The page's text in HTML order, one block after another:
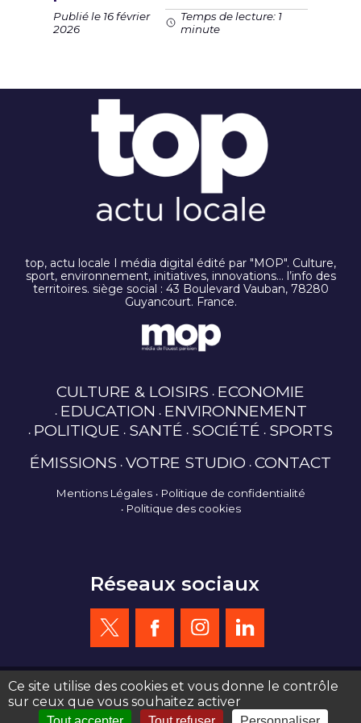
Publié le 16 février
2026
Temps de lecture: 1
minute
top, actu locale I média digital édité par "MOP". Culture,
sport, environnement, initiatives, innovations… l’info des
territoires. siège social : 43 Boulevard Vauban, 78280
Guyancourt. France.
CULTURE & LOISIRS ECONOMIE
EDUCATION ENVIRONNEMENT
POLITIQUE SANTÉ SOCIÉTÉ SPORTS
ÉMISSIONS VOTRE STUDIO CONTACT
Mentions Légales
Politique de confidentialité
Politique des cookies
Réseaux sociaux
création site web : agence de communication Serious Team 360°
Ce site utilise des cookies et vous donne le contrôle
sur ceux que vous souhaitez activer